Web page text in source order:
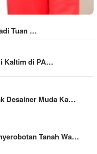
Tuan …
Kaltim di PA…
Desainer Muda Ka…
Tanah Wa…